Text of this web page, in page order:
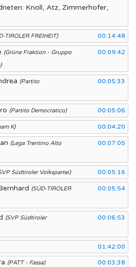
Knoll, Atz, Zimmerhofer,
00:14:48
TIROLER FREIHEIT)
00:09:42
(Grüne Fraktion - Gruppo
00:05:33
(Partito
00:05:06
(Partito Democratico)
00:04:20
K)
00:07:05
(Lega Trentino Alto
00:05:16
Südtiroler Volkspartei)
00:05:54
(SÜD-TIROLER
00:06:53
(SVP Südtiroler
01:42:00
00:03:38
(PATT - Fassa)